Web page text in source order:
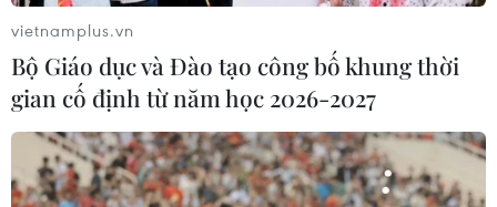
27/04/2026 03:08
Cận cảnh kỷ lục "Bản đồ làm
từ xôi nước cốt dừa lớn nhất Việt
Nam"
26/04/2026 12:17
vietnamplus.vn
Bộ Giáo dục và Đào tạo công bố khung thời
gian cố định từ năm học 2026-2027